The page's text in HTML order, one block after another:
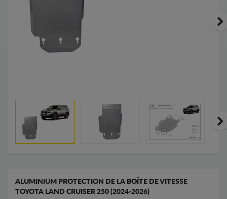
ALUMINIUM PROTECTION DE LA BOÎTE DE VITESSE
TOYOTA LAND CRUISER 250 (2024-2026)